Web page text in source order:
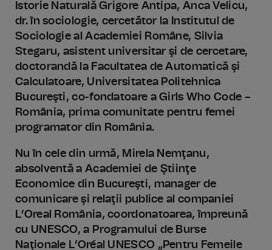
Istorie Naturală Grigore Antipa, Anca Velicu,
dr. în sociologie, cercetător la Institutul de
Sociologie al Academiei Române, Silvia
Stegaru, asistent universitar şi de cercetare,
doctorandă la Facultatea de Automatică şi
Calculatoare, Universitatea Politehnica
Bucureşti, co-fondatoare a Girls Who Code –
România, prima comunitate pentru femei
programator din România.
Nu în cele din urmă, Mirela Nemţanu,
absolventă a Academiei de Ştiinţe
Economice din Bucureşti, manager de
comunicare şi relaţii publice al companiei
L’Oreal România, coordonatoarea, împreună
cu UNESCO, a Programului de Burse
Naţionale L’Oréal UNESCO „Pentru Femeile